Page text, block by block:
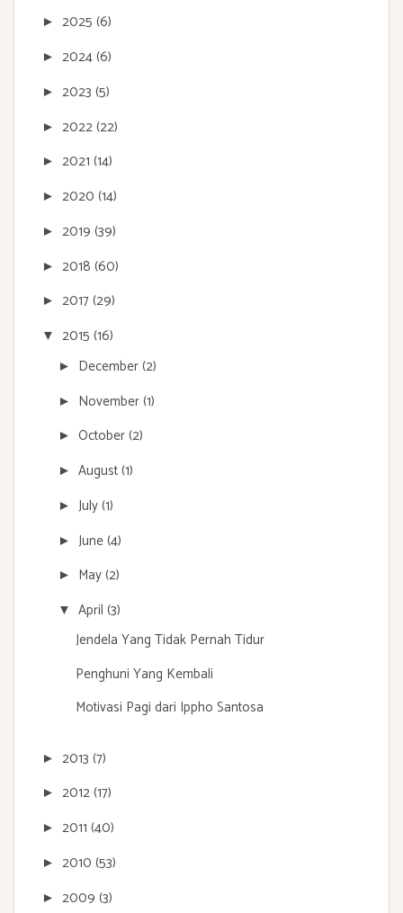
► 2025 (6)
► 2024(6)
► 2023 (5)
► 2022(22)
► 2021 (14)
► 2020 (14)
► 2019 (39)
► 2018 (60)
► 2017(29)
▼ 2015 (16)
► December(2)
► November(1)
► October(2)
► August(1)
► July(1)
► June(4)
► May(2)
▼ April (3)
Jendela Yang Tidak Pernah Tidur
Penghuni Yang Kembali
Motivasi Pagi dari Ippho Santosa
► 2013 (7)
► 2012(17)
► 2011 (40)
► 2010 (53)
► 2009 (3)